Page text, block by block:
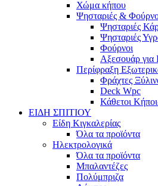
Χώμα κήπου
Ψησταριές &
Ψησταριές
Ψησταριές
Φούρνοι
Αξεσουάρ
Περίφραξη
Φράχτες
Deck Wpc
Κάθετοι
ΕΙΔΗ ΣΠΙΤΙΟΥ
Είδη Κιγκαλερίας
Όλα τα προϊόντα
Ηλεκτρολογικά
Όλα τα προϊόντα
Μπαλαντέζες
Πολύμπριζα